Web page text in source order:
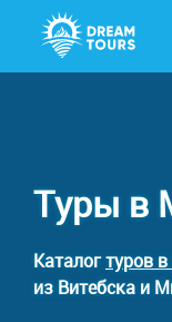
Туры в
Каталогтуров
из Витебска и